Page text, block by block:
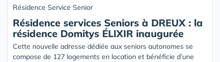
Résidence Service Senior
Résidence services Seniors à DREUX : la
résidence Domitys ÉLIXIR inaugurée
Cette nouvelle adresse dédiée aux seniors autonomes se
compose de 127 logements en location et bénéficie d’une